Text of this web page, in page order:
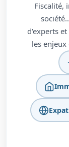
Fiscalité,
d'experts
les